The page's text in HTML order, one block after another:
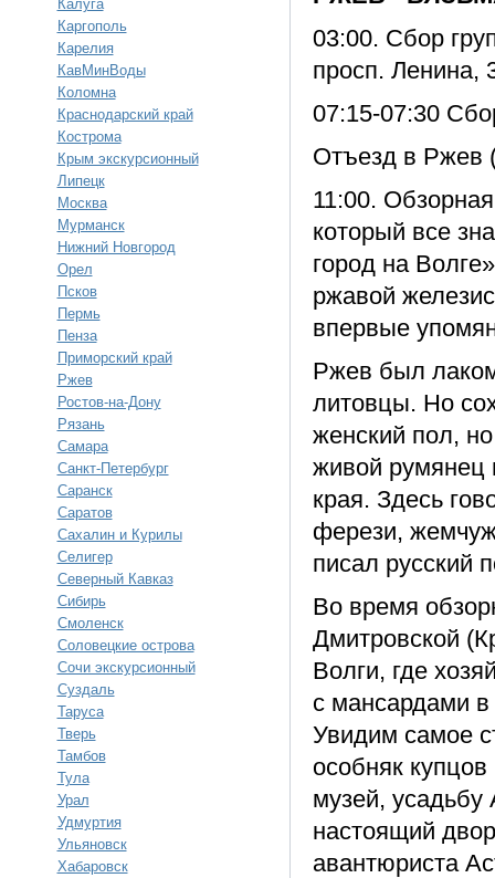
Калуга
Каргополь
Карелия
КавМинВоды
Коломна
Краснодарский край
Кострома
Крым экскурсионный
Липецк
Москва
Мурманск
Нижний Новгород
Орел
Псков
Пермь
Пенза
Приморский край
Ржев
Ростов-на-Дону
Рязань
Самара
Санкт-Петербург
Саранск
Саратов
Сахалин и Курилы
Селигер
Северный Кавказ
Сибирь
Смоленск
Соловецкие острова
Сочи экскурсионный
Суздаль
Таруса
Тверь
Тамбов
Тула
Урал
Удмуртия
Ульяновск
Хабаровск
03:00. Сбор
просп. Ленина,
07:15-07:30
Отъезд в Ржев
11:00.
который все
город на
ржавой
впервые
Ржев был
литовцы. Но
женский пол,
живой румянец
края. Здесь
ферези,
писал русский
Во время
Дмитровской
Волги, где
с мансардами
Увидим самое
особняк
музей,
настоящий
авантюриста